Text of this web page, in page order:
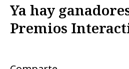
Ya hay
Premios